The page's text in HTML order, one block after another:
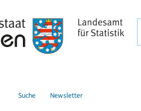
Suche Newsletter